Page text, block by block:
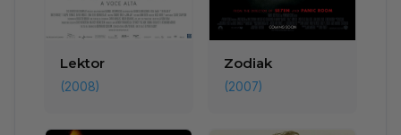
Lektor
(2008)
Zodiak
(2007)